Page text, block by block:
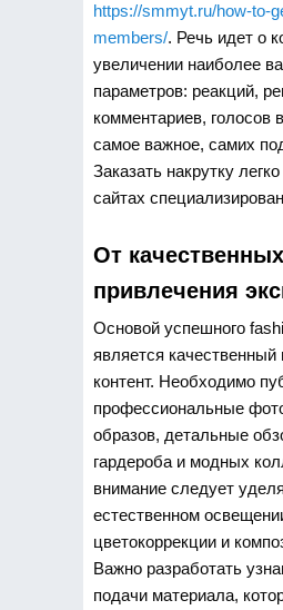
https://smmyt.ru/how-to-
members/. Речь идет о
увеличении наиболее
параметров: реакций,
комментариев, голосов
самое важное, самих
Заказать накрутку
сайтах
От
привлечения
Основой успешного
является качественный
контент. Необходимо
профессиональные
образов, детальные
гардероба и модных
внимание следует
естественном
цветокоррекции и
Важно разработать
подачи материала,